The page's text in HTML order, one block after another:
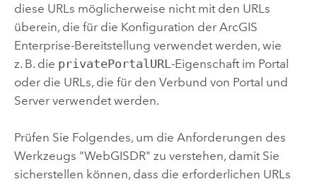
diese URLs möglicherweise nicht mit den URLs
überein, die für die Konfiguration der ArcGIS
Enterprise-Bereitstellung verwendet werden, wie
z. B. die privatePortalURL -Eigenschaft im Portal
oder die URLs, die für den Verbund von Portal und
Server verwendet werden.
Prüfen Sie Folgendes, um die Anforderungen des
Werkzeugs "WebGISDR" zu verstehen, damit Sie
sicherstellen können, dass die erforderlichen URLs